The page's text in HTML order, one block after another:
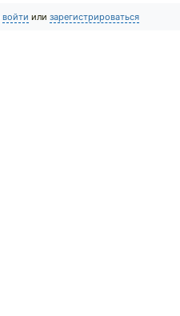
войти или зарегистрироваться